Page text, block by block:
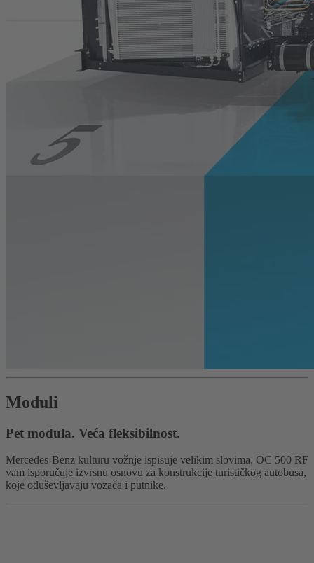
Moduli
Pet modula. Veća fleksibilnost.
Mercedes-Benz kulturu vožnje ispisuje velikim slovima. OC 500 RF
vam isporučuje izvrsnu osnovu za konstrukcije turističkog autobusa,
koje oduševljavaju vozača i putnike.